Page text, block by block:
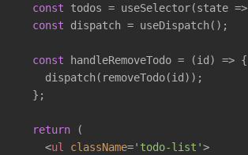
const todos = useSelector(state =>
const dispatch = useDispatch();
const handleRemoveTodo = (id ) => {
    dispatch(removeTodo(id));
  };
return (
<ul className='todo-list'>